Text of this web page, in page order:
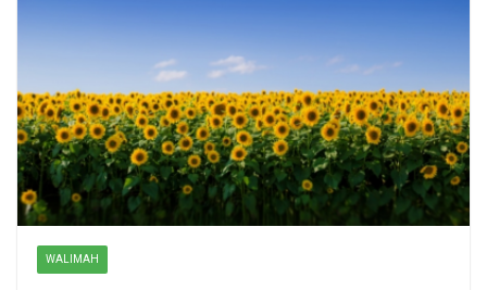
WALIMAH